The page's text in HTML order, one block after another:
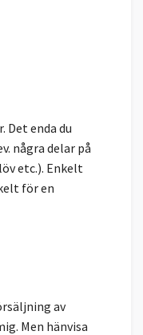
Det enda du
några delar på
etc.). Enkelt
för en
av
Men hänvisa